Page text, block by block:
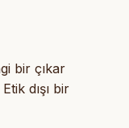
bir çıkar
dışı bir